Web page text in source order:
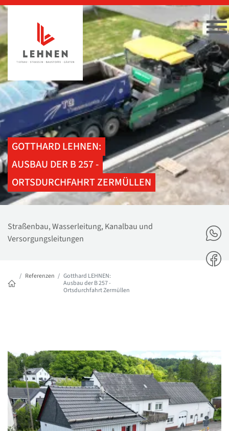
GOTTHARD LEHNEN:
AUSBAU DER B 257 -
ORTSDURCHFAHRT ZERMÜLLEN
Straßenbau, Wasserleitung, Kanalbau und
Versorgungsleitungen
Referenzen
Gotthard LEHNEN:
Ausbau der B 257 -
Ortsdurchfahrt Zermüllen